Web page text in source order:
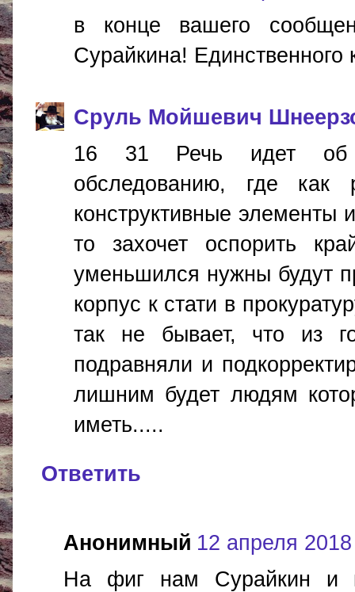
в конце вашего
Сурайкина!
Сруль Мойшевич
16 31 Речь идет об
обследованию, где
конструктивные элементы
то захочет оспорить
уменьшился нужны будут
корпус к стати в
так не бывает, что из
подравняли и
лишним будет людям
иметь.....
Ответить
Анонимный 12 апреля 2018
На фиг нам Сурайкин и